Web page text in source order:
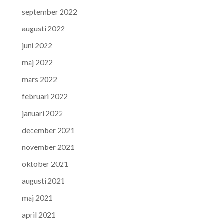
september 2022
augusti 2022
juni 2022
maj 2022
mars 2022
februari 2022
januari 2022
december 2021
november 2021
oktober 2021
augusti 2021
maj 2021
april 2021